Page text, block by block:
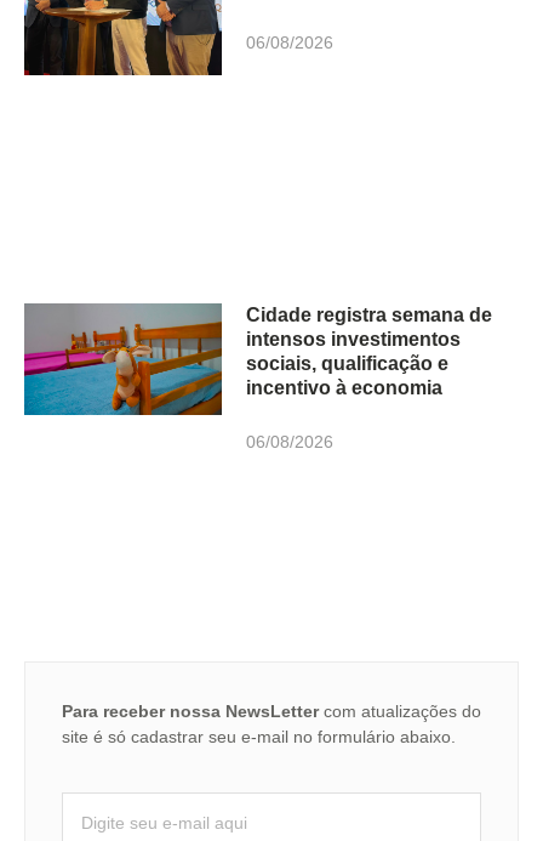
06/08/2026
Cidade registra semana de
intensos investimentos
sociais, qualificação e
incentivo à economia
06/08/2026
Para receber nossa NewsLettercom atualizações do
site é só cadastrar seu e-mail no formulário abaixo.